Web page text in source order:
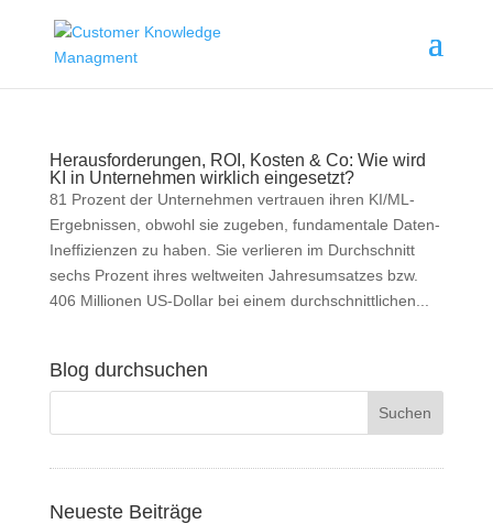
Herausforderungen, ROI, Kosten & Co: Wie wird
KI in Unternehmen wirklich eingesetzt?
81 Prozent der Unternehmen vertrauen ihren KI/ML-
Ergebnissen, obwohl sie zugeben, fundamentale Daten-
Ineffizienzen zu haben. Sie verlieren im Durchschnitt
sechs Prozent ihres weltweiten Jahresumsatzes bzw.
406 Millionen US-Dollar bei einem durchschnittlichen...
Blog durchsuchen
Neueste Beiträge